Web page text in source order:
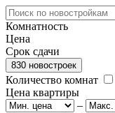
Комнатность
Цена
Срок сдачи
830 новостроек
Количество комнат
Цена квартиры
–